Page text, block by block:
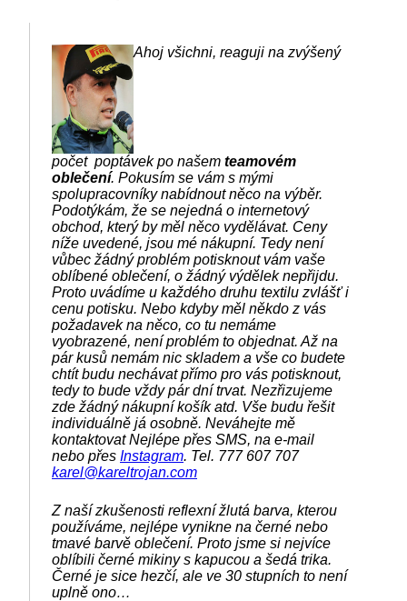
Ahoj všichni, reaguji na zvýšený
počet poptávek po našem teamovém
oblečení. Pokusím se vám s mými
spolupracovníky nabídnout něco na výběr.
Podotýkám, že se nejedná o internetový
obchod, který by měl něco vydělávat. Ceny
níže uvedené, jsou mé nákupní. Tedy není
vůbec žádný problém potisknout vám vaše
oblíbené oblečení, o žádný výdělek nepřijdu.
Proto uvádíme u každého druhu textilu zvlášť i
cenu potisku. Nebo kdyby měl někdo z vás
požadavek na něco, co tu nemáme
vyobrazené, není problém to objednat. Až na
pár kusů nemám nic skladem a vše co budete
chtít budu nechávat přímo pro vás potisknout,
tedy to bude vždy pár dní trvat. Nezřizujeme
zde žádný nákupní košík atd. Vše budu řešit
individuálně já osobně. Neváhejte mě
kontaktovat Nejlépe přes SMS, na e-mail
nebo přes Instagram. Tel. 777 607 707
karel@kareltrojan.com
Z naší zkušenosti reflexní žlutá barva, kterou
používáme, nejlépe vynikne na černé nebo
tmavé barvě oblečení. Proto jsme si nejvíce
oblíbili černé mikiny s kapucou a šedá trika.
Černé je sice hezčí, ale ve 30 stupních to není
uplně ono…